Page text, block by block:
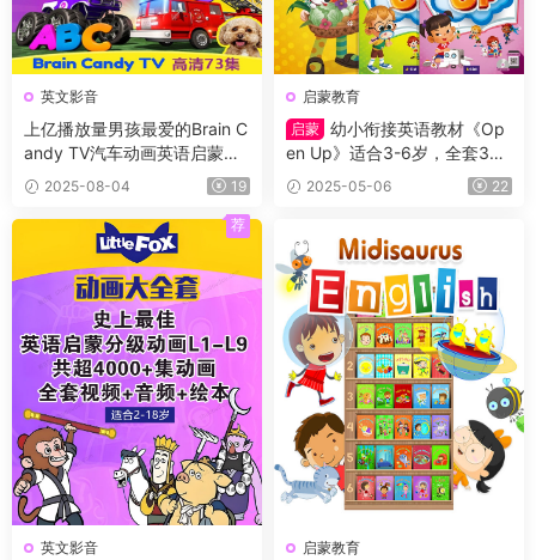
英文影音
上亿播放量男孩最爱的Brain C
andy TV汽车动画英语启蒙，
全73集，1080P高清视频带英
文字幕
2025-08-04 19
启蒙教育
启蒙 幼小衔接英语教材《Op
en Up》适合3-6岁，全套3个
级别（Starter,1,2级）学生书
+练习册及测试等（含答案）
2025-05-06 22
英文影音
荐
启蒙教育